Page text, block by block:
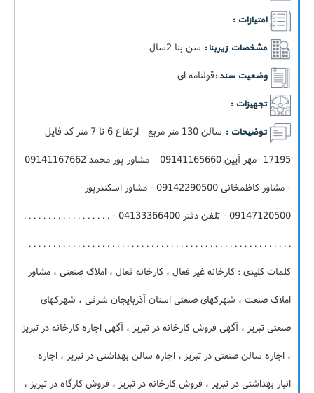
امتیازات :
مشخصات زیربنا : سن بنا 2سال
وضعیت سند :قولنامه ای
تجهیزات :
توضیحات :
سالن 130 متر مربع - ارتفاع 6 تا 7 متر کد فایل
17195 -مهر آیین 09141165660 – مشاور پور محمد 09141167662
- مشاور کاظمخانی 09142290500 - مشاور اسکندرپور
09147120500 - تلفن دفتر 04133366400 - . . . . . . . . . . . . . . . . . .
. . . . . . . . . . . . . . . . . . . . . . . . . . . . . . . . . . . . . . . . . . . . . . . . . . . . . .
کلمات کلیدی : کارخانه غیر فعال ، کارخانه فعال ، املاک صنعتی ، مشاور
املاک صنعت ، شهرکهای صنعتی استان آذربایجان شرقی ، شهرکهای
صنعتی تبریز ، آگهی فروش کارخانه در تبریز ، آگهی اجاره کارخانه در تبریز
، اجاره سالن صنعتی در تبریز ، اجاره سالن بهداشتی در تبریز ، اجاره
انبار بهداشتی در تبریز ، فروش کارخانه در تبریز ، فروش کارگاه در تبریز ،